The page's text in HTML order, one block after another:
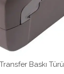
Baskı Türü